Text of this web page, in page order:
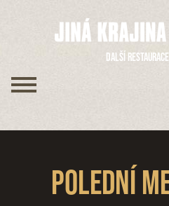
Další restaurace
Polední